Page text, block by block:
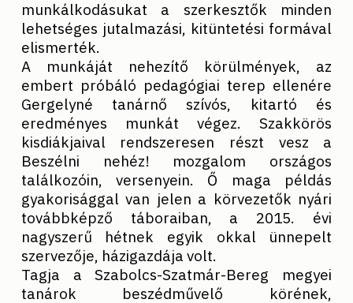
munkálkodásukat a szerkesztők minden
lehetséges jutalmazási, kitüntetési formával
elismerték.
A munkáját nehezítő körülmények, az
embert próbáló pedagógiai terep ellenére
Gergelyné tanárnő szívós, kitartó és
eredményes munkát végez. Szakkörös
kisdiákjaival rendszeresen részt vesz a
Beszélni nehéz! mozgalom országos
találkozóin, versenyein. Ő maga példás
gyakorisággal van jelen a körvezetők nyári
továbbképző táboraiban, a 2015. évi
nagyszerű hétnek egyik okkal ünnepelt
szervezője, házigazdája volt.
Tagja a Szabolcs-Szatmár-Bereg megyei
tanárok beszédművelő körének,